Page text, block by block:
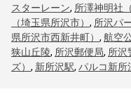
スターレーン, 所澤神明社
（埼玉県所沢市） , 所沢パ
県所沢市西新井町） , 航空
狭山丘陵, 所沢郵便局, 所沢
ズ） , 新所沢駅, パルコ新